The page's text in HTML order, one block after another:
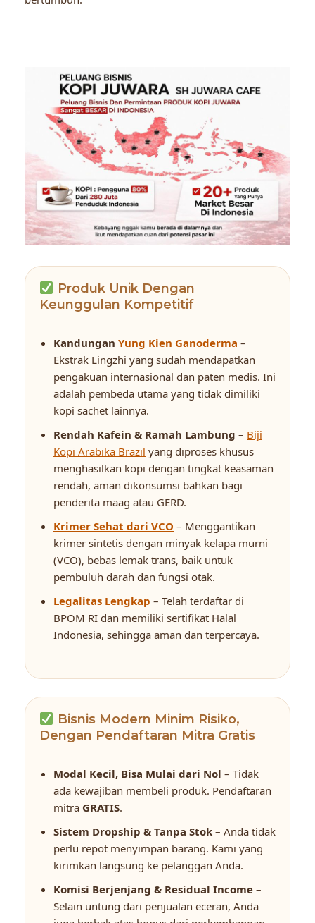
Produk Unik Dengan
Keunggulan Kompetitif
Kandungan Yung Kien Ganoderma –
Ekstrak Lingzhi yang sudah mendapatkan
pengakuan internasional dan paten medis. Ini
adalah pembeda utama yang tidak dimiliki
kopi sachet lainnya.
Rendah Kafein & Ramah Lambung – Biji
Kopi Arabika Brazil yang diproses khusus
menghasilkan kopi dengan tingkat keasaman
rendah, aman dikonsumsi bahkan bagi
penderita maag atau GERD.
Krimer Sehat dari VCO – Menggantikan
krimer sintetis dengan minyak kelapa murni
(VCO), bebas lemak trans, baik untuk
pembuluh darah dan fungsi otak.
Legalitas Lengkap – Telah terdaftar di
BPOM RI dan memiliki sertifikat Halal
Indonesia, sehingga aman dan terpercaya.
Bisnis Modern Minim Risiko,
Dengan Pendaftaran Mitra Gratis
Modal Kecil, Bisa Mulai dari Nol – Tidak
ada kewajiban membeli produk. Pendaftaran
mitra GRATIS.
Sistem Dropship & Tanpa Stok – Anda tidak
perlu repot menyimpan barang. Kami yang
kirimkan langsung ke pelanggan Anda.
Komisi Berjenjang & Residual Income –
Selain untung dari penjualan eceran, Anda